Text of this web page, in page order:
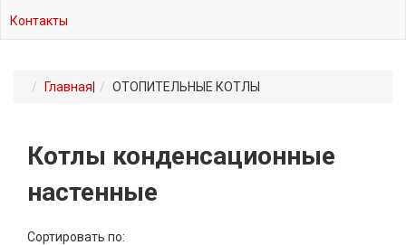
Контакты
Главная ОТОПИТЕЛЬНЫЕ КОТЛЫ
Котлы конденсационные
настенные
Сортировать по: